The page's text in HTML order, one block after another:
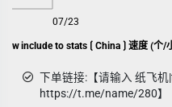
include to stats ⟮ China ⟯ 速度 (个/
07/23
下单链接:【请输入 纸飞
https://t.me/name/280】